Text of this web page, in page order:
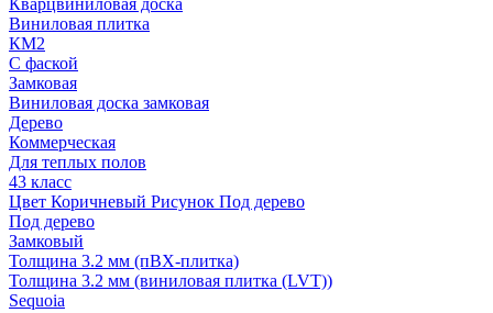
Кварцвиниловая доска
Виниловая плитка
КМ2
С фаской
Замковая
Виниловая доска замковая
Дерево
Коммерческая
Для теплых полов
43 класс
Цвет Коричневый Рисунок Под дерево
Под дерево
Замковый
Толщина 3.2 мм (пВХ-плитка)
Толщина 3.2 мм (виниловая плитка (LVT))
Sequoia